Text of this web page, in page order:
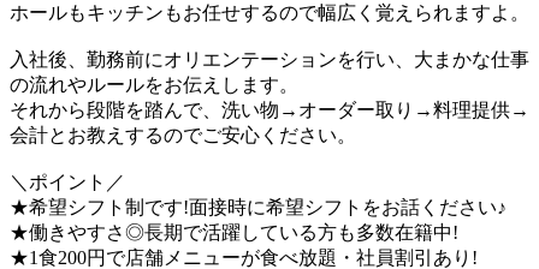
ホールもキッチンもお任せするので幅広く覚えられますよ。
入社後、勤務前にオリエンテーションを行い、大まかな仕事
の流れやルールをお伝えします。
それから段階を踏んで、洗い物→オーダー取り→料理提供→
会計とお教えするのでご安心ください。
＼ポイント／
★希望シフト制です!面接時に希望シフトをお話ください♪
★働きやすさ◎長期で活躍している方も多数在籍中!
★1食200円で店舗メニューが食べ放題・社員割引あり!